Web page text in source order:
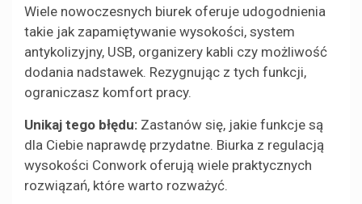
Wiele nowoczesnych biurek oferuje udogodnienia
takie jak zapamiętywanie wysokości, system
antykolizyjny, USB, organizery kabli czy możliwość
dodania nadstawek. Rezygnując z tych funkcji,
ograniczasz komfort pracy.
Unikaj tego błędu: Zastanów się, jakie funkcje są
dla Ciebie naprawdę przydatne. Biurka z regulacją
wysokości Conwork oferują wiele praktycznych
rozwiązań, które warto rozważyć.